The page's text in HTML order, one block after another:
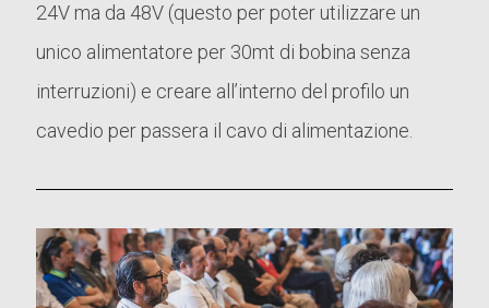
24V ma da 48V (questo per poter utilizzare un
unico alimentatore per 30mt di bobina senza
interruzioni) e creare all’interno del profilo un
cavedio per passera il cavo di alimentazione.